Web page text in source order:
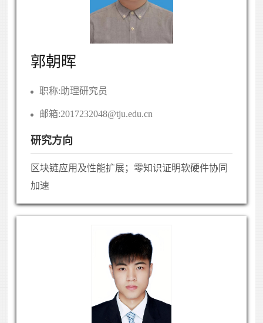
郭朝晖
职称:助理研究员
邮箱:2017232048@tju.edu.cn
研究方向
区块链应用及性能扩展；零知识证明软硬件协同
加速